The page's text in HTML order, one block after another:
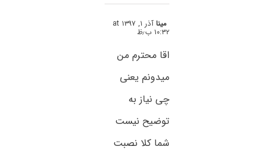
مینا آذر ۱, ۱۳۹۷ at
۱۰:۳۲ ب٫ظ
اقا محترم من
میدونم یعنی
چی نیاز به
توضیح نیست
شما کلا نصبت